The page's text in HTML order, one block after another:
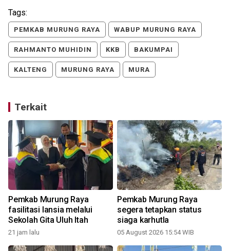
Tags:
PEMKAB MURUNG RAYA WABUP MURUNG RAYA
RAHMANTO MUHIDIN KKB BAKUMPAI
KALTENG MURUNG RAYA MURA
Terkait
Pemkab Murung Raya
fasilitasi lansia melalui
Sekolah Gita Uluh Itah
21 jam lalu
Pemkab Murung Raya
segera tetapkan status
siaga karhutla
05 August 2026 15:54 WIB